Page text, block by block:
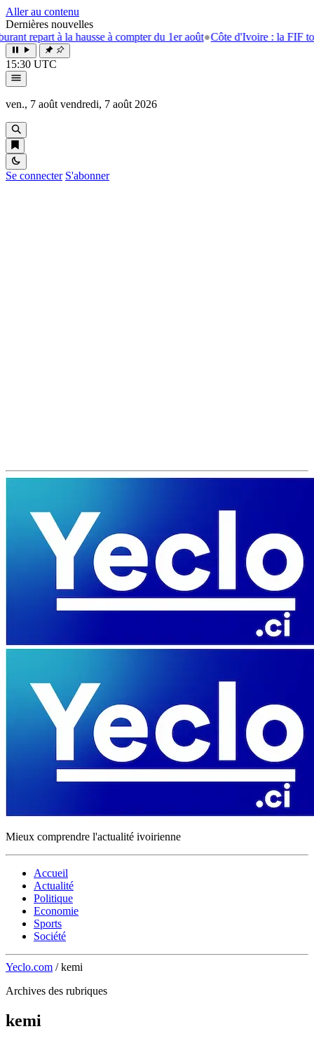
Aller au contenu
Dernières nouvelles
à la hausse à compter du 1er août●Côte d'Ivoire : la FIF tourne la
15:30 UTC
ven., 7 août vendredi, 7 août 2026
Se connecter S'abonner
Mieux comprendre l'actualité ivoirienne
Accueil
Actualité
Politique
Economie
Sports
Société
Yeclo.com / kemi
Archives des rubriques
kemi